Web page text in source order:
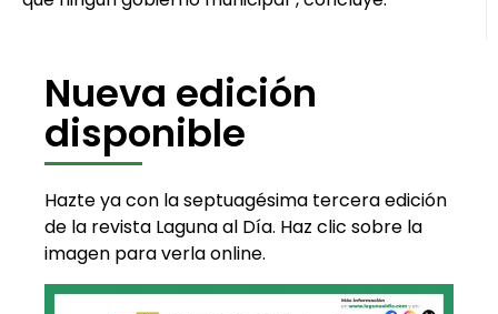
Nueva edición
disponible
Hazte ya con la septuagésima tercera edición
de la revista Laguna al Día. Haz clic sobre la
imagen para verla online.